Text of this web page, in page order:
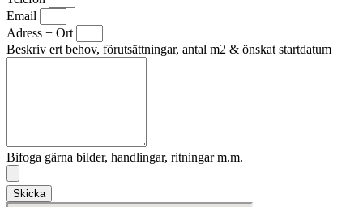
Email
Adress + Ort
Beskriv ert behov, förutsättningar, antal m2 & önskat startdatum
Bifoga gärna bilder, handlingar, ritningar m.m.
Skicka